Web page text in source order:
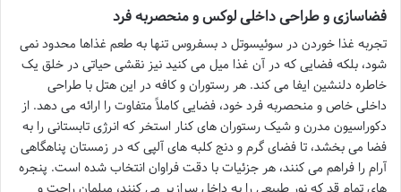
فضاسازی و طراحی داخلی لوکس و منحصربه فرد
تجربه غذا خوردن در سوئیسوتل د بسفروس تنها به طعم غذاها محدود نمی
شود، بلکه فضایی که در آن غذا میل می کنید نیز نقشی حیاتی در خلق یک
خاطره دلنشین ایفا می کند. هر رستوران و کافه در این هتل با طراحی
داخلی خاص و منحصربه فرد خود، فضایی کاملاً متفاوت را ارائه می دهد. از
دکوراسیون مدرن و شیک رستوران های کنار استخر که انرژی تابستانی را به
فضا می بخشد، تا فضای گرم و دنج کلبه های آلپی که در زمستان پناهگاهی
آرام را فراهم می کنند، هر جزئیات با دقت فراوان انتخاب شده است. پنجره